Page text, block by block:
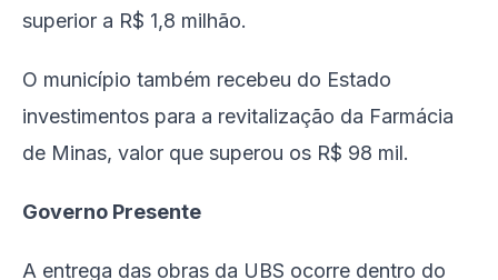
superior a R$ 1,8 milhão.
O município também recebeu do Estado
investimentos para a revitalização da Farmácia
de Minas, valor que superou os R$ 98 mil.
Governo Presente
A entrega das obras da UBS ocorre dentro do